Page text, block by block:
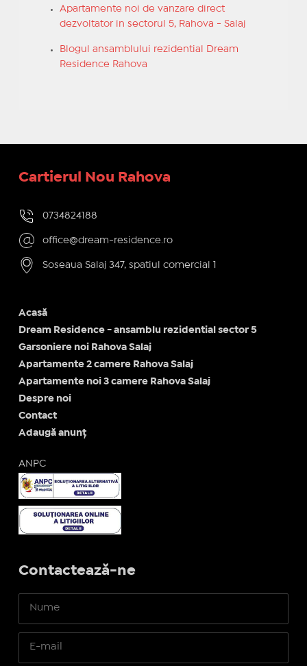
Apartamente noi de vanzare direct
dezvoltator in sectorul 5, Rahova - Salaj
Blogul ansamblului rezidential Dream
Residence Rahova
Cartierul Nou Rahova
0734824188
office@dream-residence.ro
Soseaua Salaj 347, spatiul comercial 1
Acasă
Dream Residence - ansamblu rezidential sector 5
Garsoniere noi Rahova Salaj
Apartamente 2 camere Rahova Salaj
Apartamente noi 3 camere Rahova Salaj
Despre noi
Contact
Adaugă anunț
ANPC
Contactează-ne